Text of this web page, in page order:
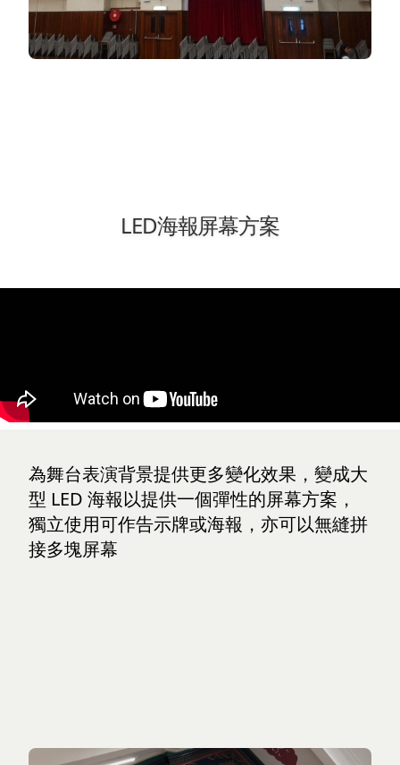
LED海報屏幕方案
為舞台表演背景提供更多變化效果，變成大
型 LED 海報以提供一個彈性的屏幕方案，
獨立使用可作告示牌或海報，亦可以無縫拼
接多塊屏幕